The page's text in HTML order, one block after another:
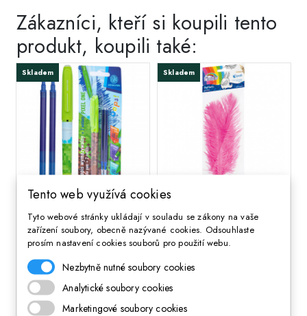
Zákazníci, kteří si koupili tento
produkt, koupili také:
Skladem
Gumovatelné pero
OOPS! Pixel One,
0,6mm, modré + 2
náplně, blistr, mix barev,
201023016
Cena
115 Kč
;
Skladem
Dekorační pírka Fiorello
růžové 16–22 cm, 3 ks
Tento web využívá cookies
Tyto webové stránky ukládají v souladu se zákony na vaše
zařízení soubory, obecně nazývané cookies. Odsouhlaste
prosím nastavení cookies souborů pro použití webu.
Nezbytně nutné soubory cookies
Analytické soubory cookies
Marketingové soubory cookies